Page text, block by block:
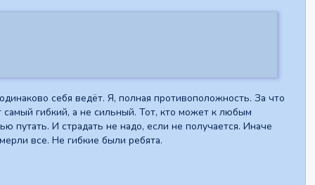
себя ведёт. Я, полная противоположность. За что
самый гибкий, а не сильный. Тот, кто может к любым
путать. И страдать не надо, если не получается. Иначе
все. Не гибкие были ребята.